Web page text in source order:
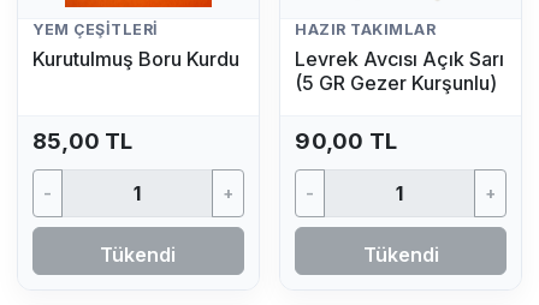
YEM ÇEŞITLERI
Kurutulmuş Boru Kurdu
85,00 TL
- +
Tükendi
HAZIR TAKIMLAR
Levrek Avcısı Açık Sarı
(5 GR Gezer Kurşunlu)
90,00 TL
- +
Tükendi